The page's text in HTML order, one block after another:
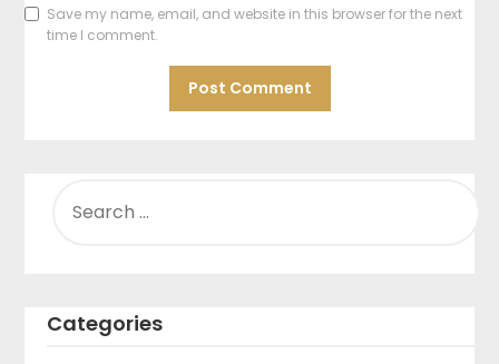
Save my name, email, and website in this browser for the next
time I comment.
FOR:
Categories